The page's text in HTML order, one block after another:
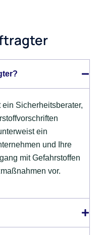
Sicherheitsberater,
ein
und Ihre
mit Gefahrstoffen
vor.